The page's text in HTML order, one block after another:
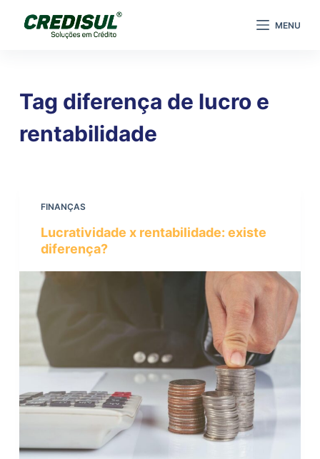
a
MENU
Tag diferença de lucro e
rentabilidade
FINANÇAS
Lucratividade x rentabilidade: existe
diferença?